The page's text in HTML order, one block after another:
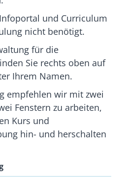
und Curriculum
nicht benötigt.
für die
Sie rechts oben auf
Ihrem Namen.
empfehlen wir mit zwei
Fenstern zu arbeiten,
Kurs und
hin- und herschalten